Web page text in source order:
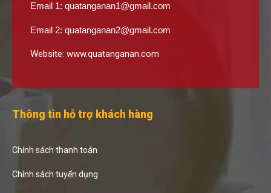
Email 1: quatanganan1@gmail.com
Email 2: quatanganan2@gmail.com
Website: www.quatanganan.com
Thông tin hỗ trợ khách hàng
Chính sách thanh toán
Chính sách tuyển dụng